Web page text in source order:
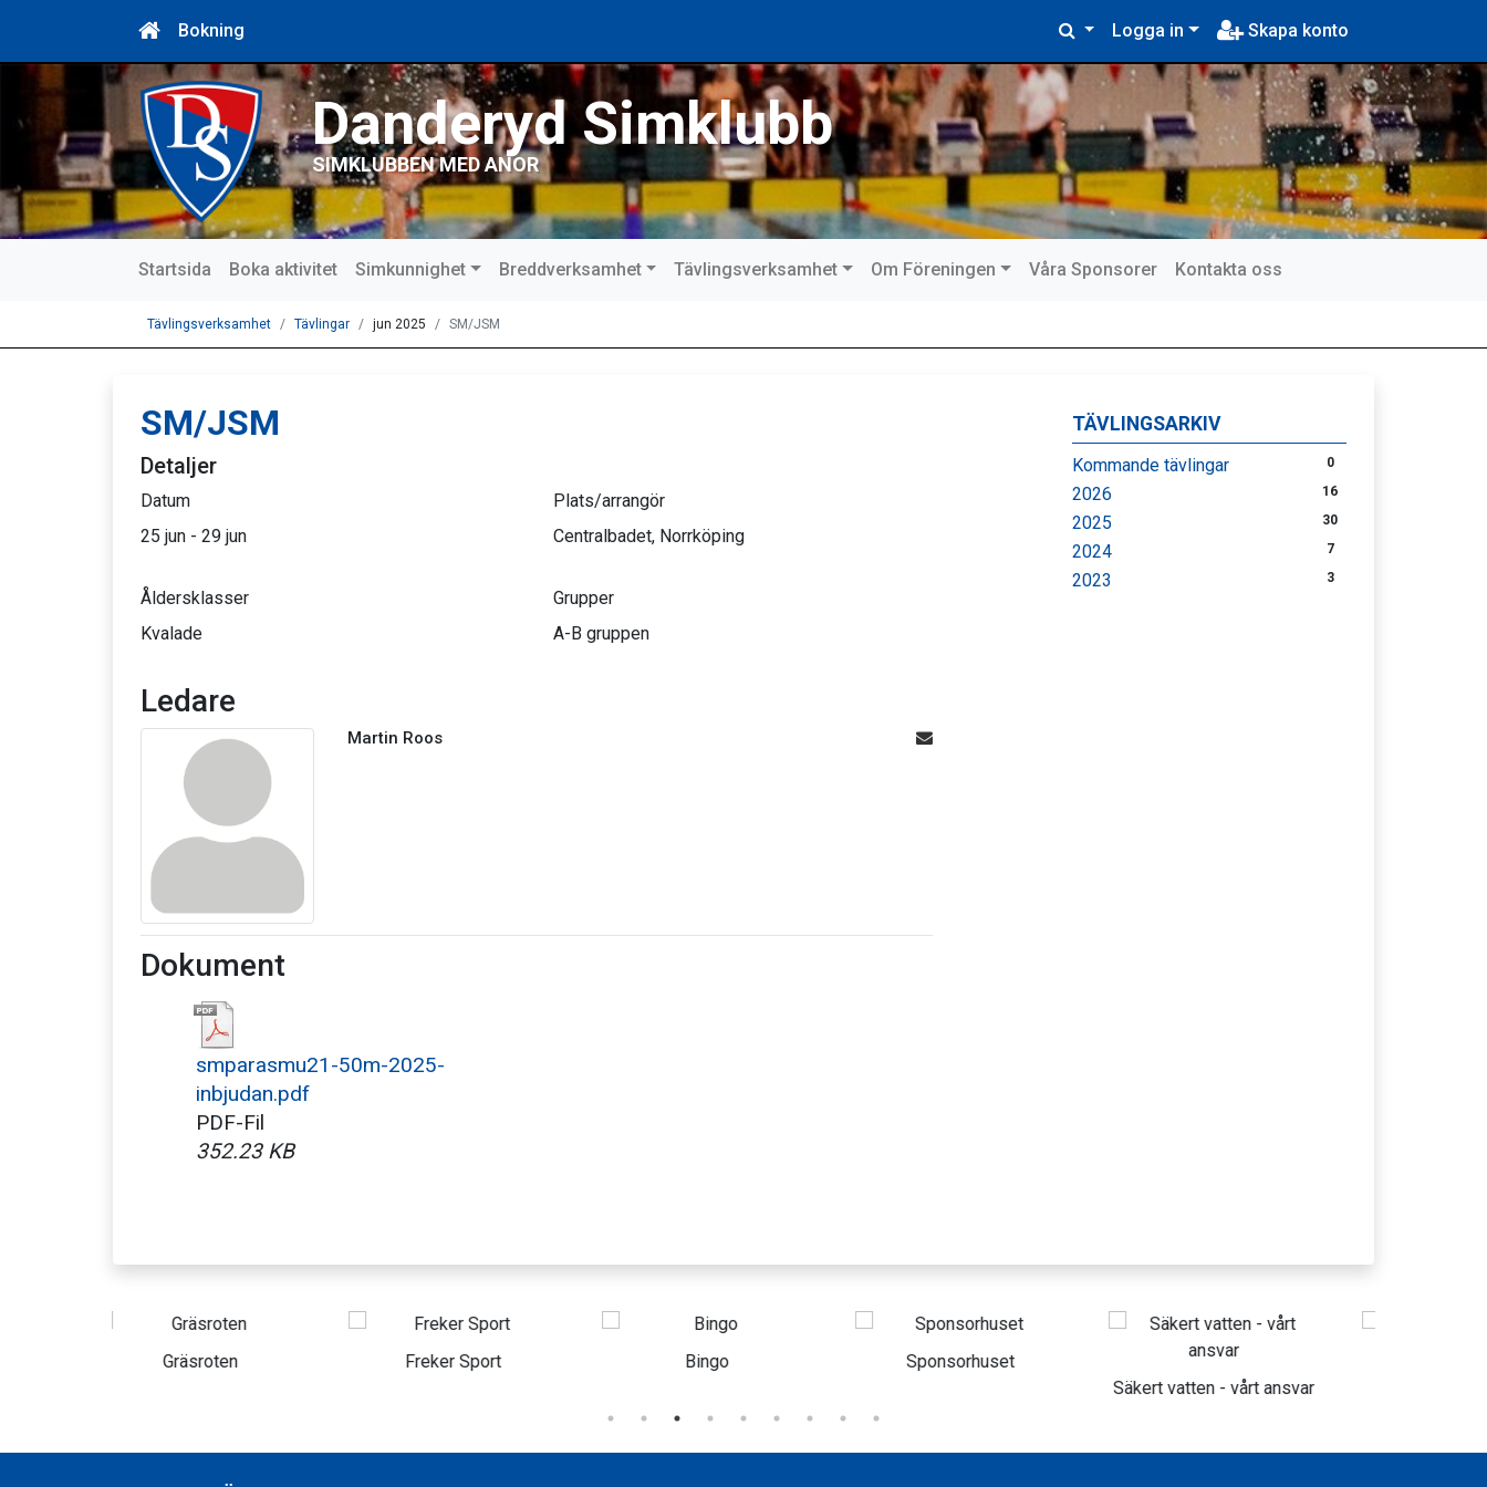
Bokning Logga in Skapa konto
Danderyd Simklubb
SIMKLUBBEN MED ANOR
Startsida Boka aktivitet Simkunnighet Breddverksamhet Tävlingsverksamhet Om Föreningen Våra Sponsorer Kontakta oss
Tävlingsverksamhet Tävlingar jun 2025 SM/JSM
TÄVLINGSARKIV
Kommande tävlingar 0
2026 16
2025 30
2024 7
2023 3
SM/JSM
Detaljer
Datum
25 jun - 29 jun
Plats/arrangör
Centralbadet, Norrköping
Åldersklasser
Kvalade
Grupper
A-B gruppen
Ledare
Martin Roos
Dokument
smparasmu21-50m-2025-
inbjudan.pdf
PDF-Fil
352.23 KB
Freker Sport Bingo
Sponsorhuset
Folkspel